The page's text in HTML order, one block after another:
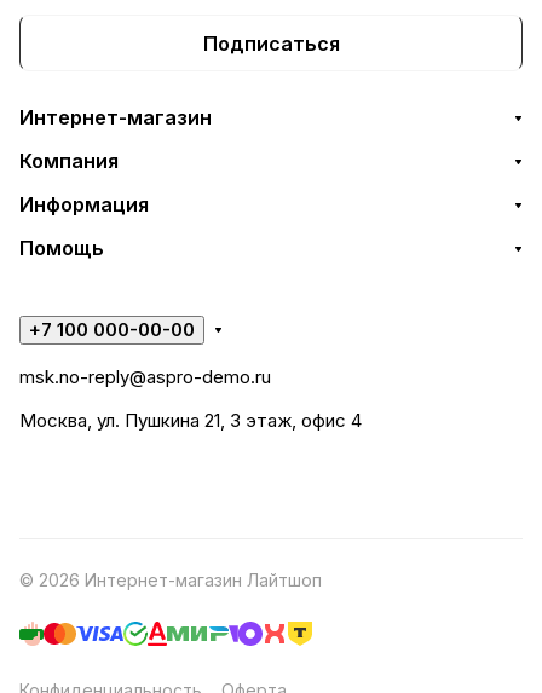
Подписаться
Интернет-магазин
Компания
Информация
Помощь
+7 100 000-00-00
msk.no-reply@aspro-demo.ru
Москва, ул. Пушкина 21, 3 этаж, офис 4
© 2026 Интернет-магазин Лайтшоп